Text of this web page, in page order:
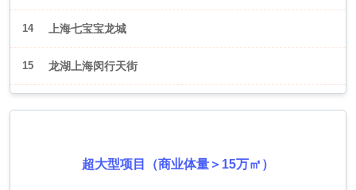
14 上海七宝宝龙城
15 龙湖上海闵行天街
超大型项目（商业体量＞15万㎡）